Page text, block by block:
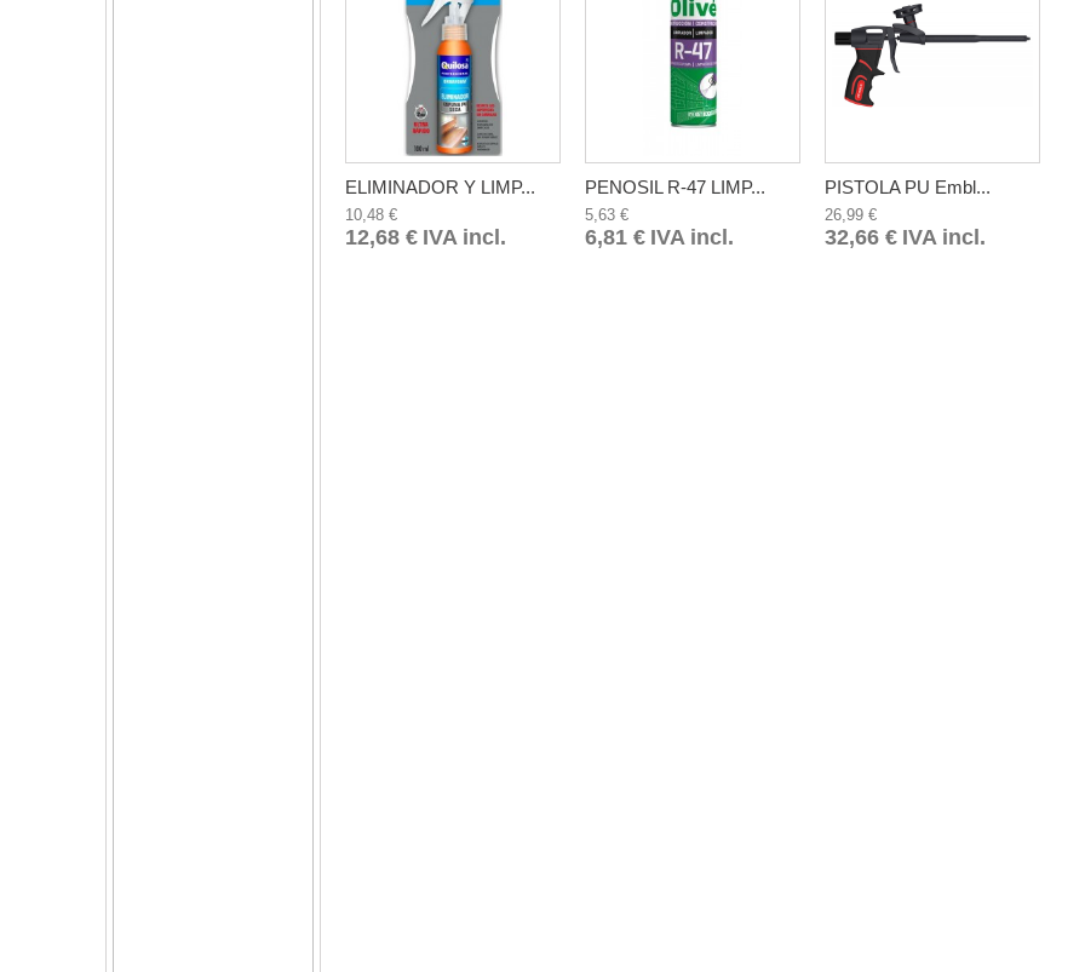
ELIMINADOR Y LIMP...
10,48 €
12,68 € IVA incl.
PENOSIL R-47 LIMP...
5,63 €
6,81 € IVA incl.
PISTOLA PU Embl...
26,99 €
32,66 € IVA incl.